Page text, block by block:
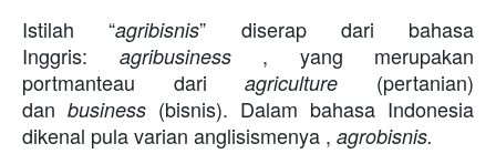
Istilah “agribisnis” diserap dari bahasa
Inggris: agribusiness, yang merupakan
portmanteau dariagriculture (pertanian)
dan business (bisnis). Dalam bahasa Indonesia
dikenal pula varian anglisismenya , agrobisnis.